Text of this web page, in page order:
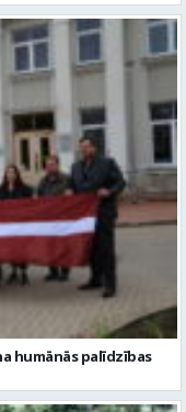
humānās palīdzības